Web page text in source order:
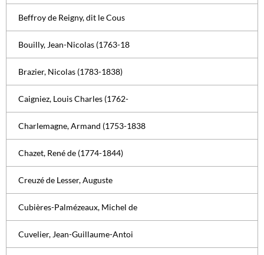
Beffroy de Reigny, dit le Cous
Bouilly, Jean-Nicolas (1763-18
Brazier, Nicolas (1783-1838)
Caigniez, Louis Charles (1762-
Charlemagne, Armand (1753-1838
Chazet, René de (1774-1844)
Creuzé de Lesser, Auguste
Cubières-Palmézeaux, Michel de
Cuvelier, Jean-Guillaume-Antoi